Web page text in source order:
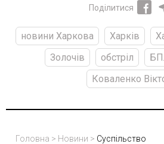
Поділитися
новини Харкова Харків
Золочів
обстріл
Коваленко
Головна > Новини > Суспільство